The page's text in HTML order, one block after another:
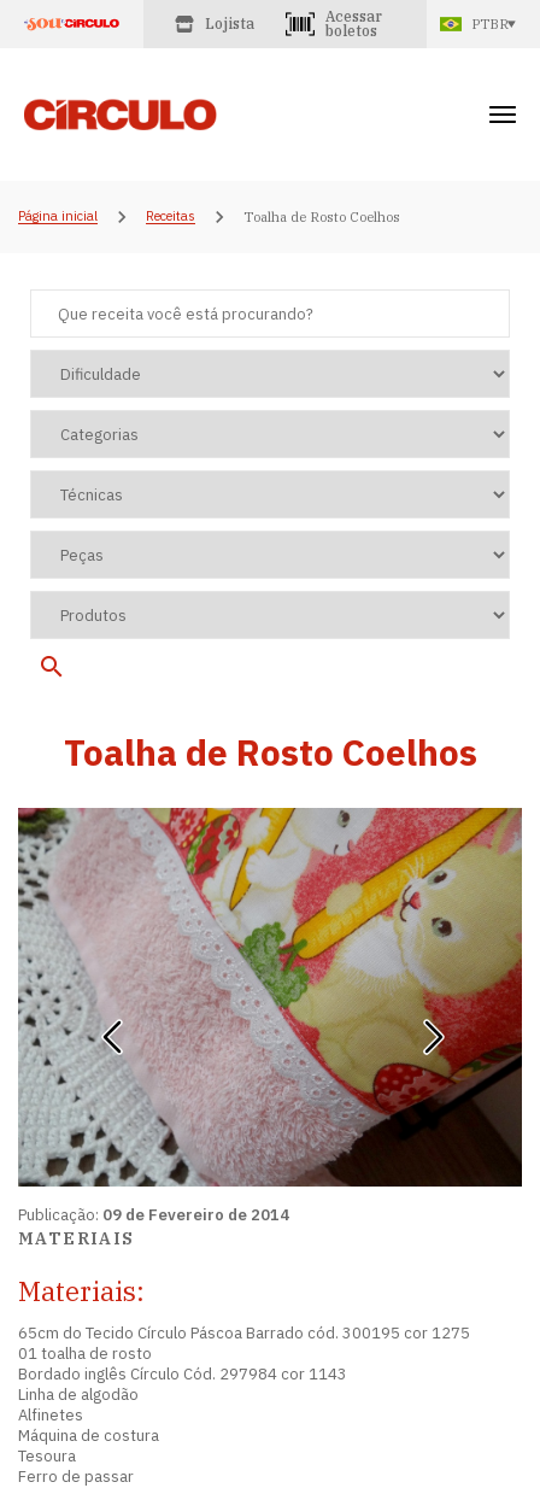
Lojista
Acessar
boletos
PTBR
Página inicial Receitas Toalha de Rosto Coelhos
Toalha de Rosto Coelhos
Publicação: 09 de Fevereiro de 2014
MATERIAIS
Materiais:
65cm do Tecido Círculo Páscoa Barrado cód. 300195 cor 1275
01 toalha de rosto
Bordado inglês Círculo Cód. 297984 cor 1143
Linha de algodão
Alfinetes
Máquina de costura
Tesoura
Ferro de passar